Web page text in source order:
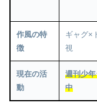
作風の特
徴
ギャグ×
視
現在の活
動
週刊少
中